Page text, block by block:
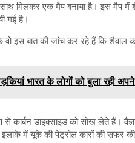
साथ मिलकर एक मैप बनाया है। इस मैप
गई है।
कि वो इस बात की जांच कर रहे हैं कि
भारत के लोगों को बुला रही
से कार्बन डाइक्साइड को सोख लेते हैं।
में यूके की पेट्रोल कारों की सफर